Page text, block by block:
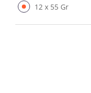
12 x 55 Gr